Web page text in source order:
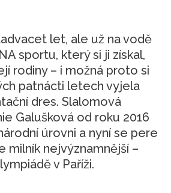
let, ale už na vodě
sportu, který si ji získal,
rodiny – i možná proto si
patnácti letech vyjela
dres. Slalomová
Galušková od roku 2016
úrovni a nyní se pere
milník nejvýznamnější –
v Paříži.